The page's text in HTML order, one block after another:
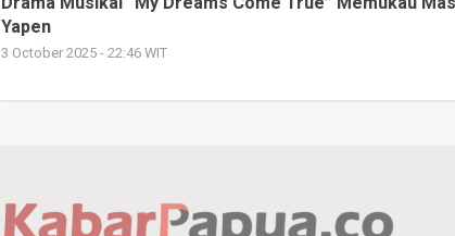
Yapen
3 October 2025 - 22:46 WIT